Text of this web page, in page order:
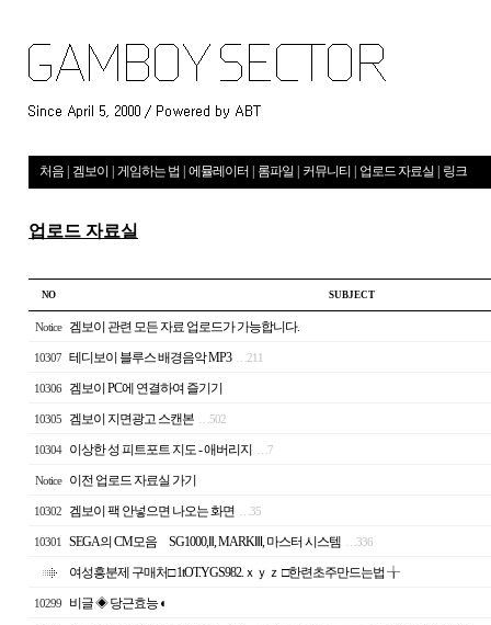
처음 겜보이 게임하는 법 에뮬레이터 롬파일 커뮤니티 업로드 자료실 링크
업로드 자료실
NO S U B J E C T
Notice 겜보이 관련 모든 자료 업로드가 가능합니다.
10307 테디보이 블루스 배경음악 MP3 211
10306 겜보이 PC에 연결하여 즐기기
10305 겜보이 지면광고 스캔본 502
10304 이상한 성 피트포트 지도 - 애버리지 7
Notice 이전 업로드 자료실 가기
10302 겜보이 팩 안넣으면 나오는 화면 35
10301 SEGA의 CM모음 SG1000,Ⅱ, MARKⅢ, 마스터 시스템 336
여성흥분제 구매처□ 1tOT.YGS982.ｘｙｚ □한련초주만드는법 ╁
10299 비글 ◈ 당근효능 ◐